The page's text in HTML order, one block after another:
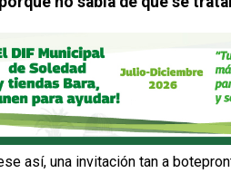
así, una invitación tan a